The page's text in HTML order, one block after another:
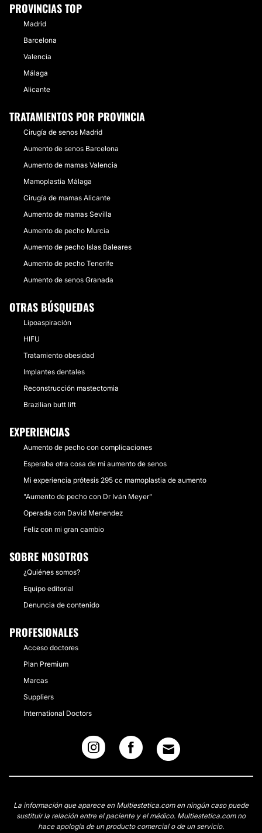
PROVINCIAS TOP
Madrid
Barcelona
Valencia
Málaga
Alicante
TRATAMIENTOS POR PROVINCIA
Cirugía de senos Madrid
Aumento de senos Barcelona
Aumento de mamas Valencia
Mamoplastia Málaga
Cirugía de mamas Alicante
Aumento de mamas Sevilla
Aumento de pecho Murcia
Aumento de pecho Islas Baleares
Aumento de pecho Tenerife
Aumento de senos Granada
OTRAS BÚSQUEDAS
Lipoaspiración
HIFU
Tratamiento obesidad
Implantes dentales
Reconstrucción mastectomia
Brazilian butt lift
EXPERIENCIAS
Aumento de pecho con complicaciones
Esperaba otra cosa de mi aumento de senos
Mi experiencia prótesis 295 cc mamoplastia de aumento
"Aumento de pecho con Dr Iván Meyer"
Operada con David Menendez
Feliz con mi gran cambio
SOBRE NOSOTROS
¿Quiénes somos?
Equipo editorial
Denuncia de contenido
PROFESIONALES
Acceso doctores
Plan Premium
Marcas
Suppliers
International Doctors
La información que aparece en Multiestetica.com en ningún caso puede
sustituir la relación entre el paciente y el médico. Multiestetica.com no
hace apología de un producto comercial o de un servicio.